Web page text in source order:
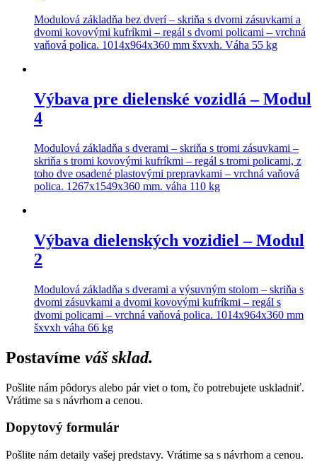
Modulová základňa bez dverí – skriňa s dvomi zásuvkami a
dvomi kovovými kufríkmi – regál s dvomi policami – vrchná
vaňová polica. 1014x964x360 mm šxvxh. Váha 55 kg
Výbava pre dielenské vozidlá – Modul
4
Modulová základňa s dverami – skriňa s tromi zásuvkami –
skriňa s tromi kovovými kufríkmi – regál s tromi policami, z
toho dve osadené plastovými prepravkami – vrchná vaňová
polica. 1267x1549x360 mm. váha 110 kg
Výbava dielenských vozidiel – Modul
2
Modulová základňa s dverami a výsuvným stolom – skriňa s
dvomi zásuvkami a dvomi kovovými kufríkmi – regál s
dvomi policami – vrchná vaňová polica. 1014x964x360 mm
šxvxh váha 66 kg
Postavíme váš sklad.
Pošlite nám pôdorys alebo pár viet o tom, čo potrebujete uskladniť.
Vrátime sa s návrhom a cenou.
Dopytový formulár
Pošlite nám detaily vašej predstavy. Vrátime sa s návrhom a cenou.